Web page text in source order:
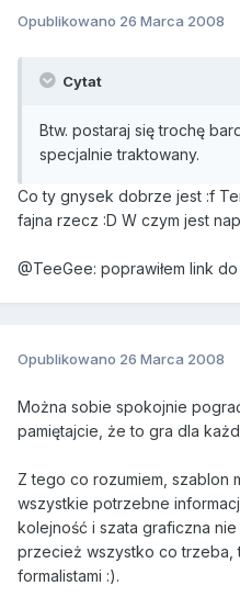
Opublikowano 26 Marca 2008
Cytat
Btw. postaraj się trochę
specjalnie traktowany.
Co ty gnysek dobrze jest :f
fajna rzecz :D W czym jest
@TeeGee: poprawiłem link
Opublikowano 26 Marca 2008
Można sobie spokojnie
pamiętajcie, że to gra dla
Z tego co rozumiem, szablon
wszystkie potrzebne
kolejność i szata graficzna
przecież wszystko co trzeba,
formalistami :).